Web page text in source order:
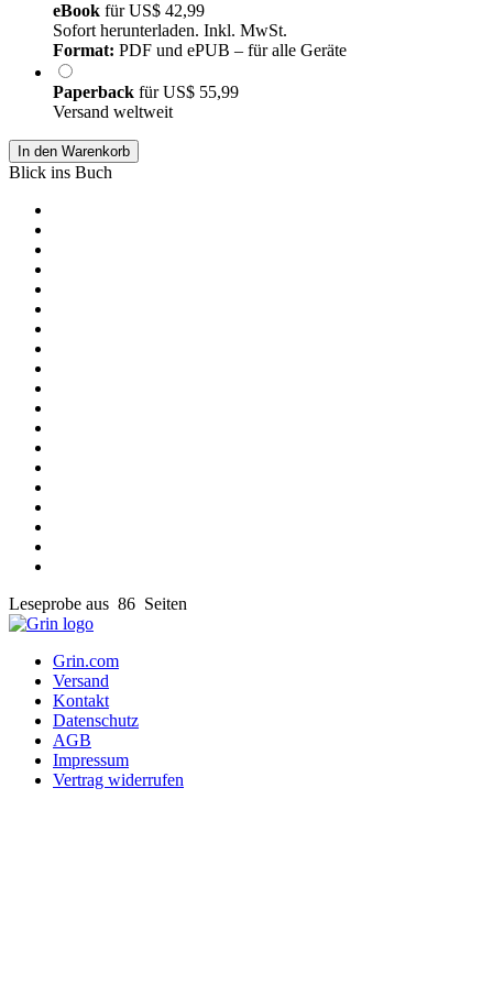
eBook fürUS$ 42,99
Sofort herunterladen. Inkl. MwSt.
Format: PDF und ePUB – für alle Geräte
Paperback fürUS$ 55,99
Versand weltweit
In den Warenkorb
Blick ins Buch
Leseprobe aus 86 Seiten
Grin.com
Versand
Kontakt
Datenschutz
AGB
Impressum
Vertrag widerrufen